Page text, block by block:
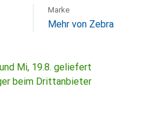
Marke
Mehr von Zebra
und Mi, 19.8. geliefert
beim Drittanbieter